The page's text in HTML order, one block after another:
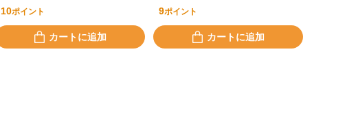
10ポイント
カートに追加
9ポイント
カートに追加